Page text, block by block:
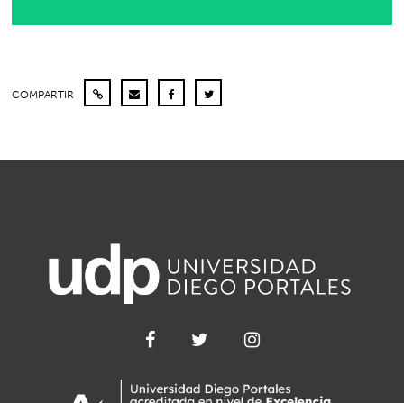
COMPARTIR